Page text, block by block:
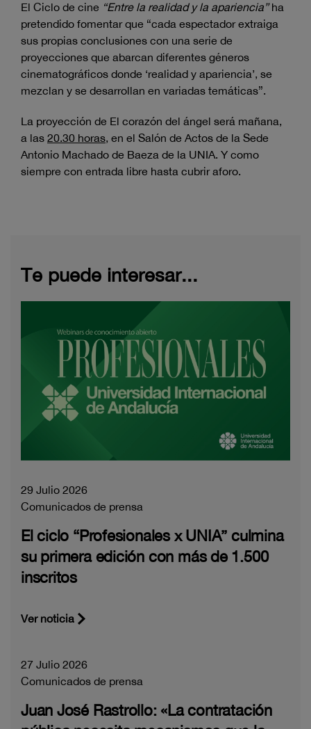
El Ciclo de cine “Entre la realidad y la apariencia”ha
pretendido fomentar que “cada espectador extraiga
sus propias conclusiones con una serie de
proyecciones que abarcan diferentes géneros
cinematográficos donde ‘realidad y apariencia’, se
mezclan y se desarrollan en variadas temáticas”.
La proyección de El corazón del ángel será mañana,
a las 20.30 horas, en el Salón de Actos de la Sede
Antonio Machado de Baeza de la UNIA. Y como
siempre con entrada libre hasta cubrir aforo.
Te puede interesar...
29 Julio 2026
Comunicados de prensa
El ciclo “Profesionales x UNIA” culmina
su primera edición con más de 1.500
inscritos
Ver noticia
27 Julio 2026
Comunicados de prensa
Juan José Rastrollo: «La contratación